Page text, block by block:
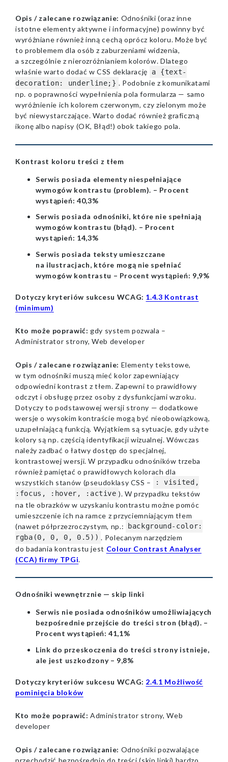
Opis / zalecane rozwiązanie: Odnośniki (oraz inne
istotne elementy aktywne i informacyjne) powinny być
wyróżniane również inną cechą oprócz koloru. Może być
to problemem dla osób z zaburzeniami widzenia,
a szczególnie z nierozróżnianiem kolorów. Dlatego
właśnie warto dodać w CSS deklarację
a {text-
decoration: underline;} . Podobnie z komunikatami
np. o poprawności wypełnienia pola formularza — samo
wyróżnienie ich kolorem czerwonym, czy zielonym może
być niewystarczające. Warto dodać również graficzną
ikonę albo napisy (OK, Błąd!) obok takiego pola.
Kontrast koloru treści z tłem
Serwis posiada elementy niespełniające
wymogów kontrastu (problem). – Procent
wystąpień: 40,3%
Serwis posiada odnośniki, które nie spełniają
wymogów kontrastu (błąd). – Procent
wystąpień: 14,3%
Serwis posiada teksty umieszczane
na ilustracjach, które mogą nie spełniać
wymogów kontrastu – Procent wystąpień: 9,9%
Dotyczy kryteriów sukcesu WCAG: 1.4.3 Kontrast
(minimum)
Kto może poprawić: gdy system pozwala –
Administrator strony, Web developer
Opis / zalecane rozwiązanie: Elementy tekstowe,
w tym odnośniki muszą mieć kolor zapewniający
odpowiedni kontrast z tłem. Zapewni to prawidłowy
odczyt i obsługę przez osoby z dysfunkcjami wzroku.
Dotyczy to podstawowej wersji strony — dodatkowe
wersje o wysokim kontraście mogą być nieobowiązkową,
uzupełniającą funkcją. Wyjątkiem są sytuacje, gdy użyte
kolory są np. częścią identyfikacji wizualnej. Wówczas
należy zadbać o łatwy dostęp do specjalnej,
kontrastowej wersji. W przypadku odnośników trzeba
również pamiętać o prawidłowych kolorach dla
wszystkich stanów (pseudoklasy CSS –
: visited,
:focus, :hover, :active ). W przypadku tekstów
na tle obrazków w uzyskaniu kontrastu możne pomóc
umieszczenie ich na ramce z przyciemniającym tłem
(nawet półprzezroczystym, np.:
background-color:
rgba(0, 0, 0, 0.5)) . Polecanym narzędziem
do badania kontrastu jest Colour Contrast Analyser
(CCA) firmy TPGi.
Odnośniki wewnętrznie — skip linki
Serwis nie posiada odnośników umożliwiających
bezpośrednie przejście do treści stron (błąd). –
Procent wystąpień: 41,1%
Link do przeskoczenia do treści strony istnieje,
ale jest uszkodzony – 9,8%
Dotyczy kryteriów sukcesu WCAG: 2.4.1 Możliwość
pominięcia bloków
Kto może poprawić: Administrator strony, Web
developer
Opis / zalecane rozwiązanie: Odnośniki pozwalające
przechodzić bezpośrednio do treści (skip linki) bardzo